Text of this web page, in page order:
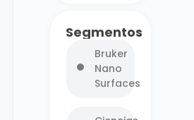
Segmentos
Bruker
Nano
Surfaces